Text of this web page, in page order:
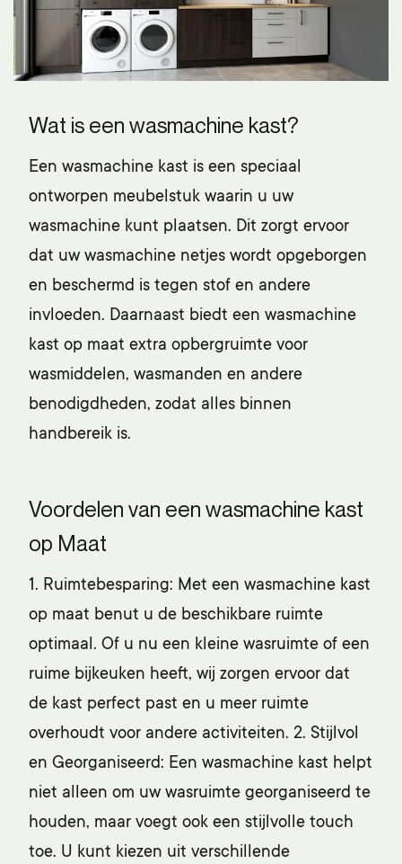
Wat is een wasmachine kast?
Eenwasmachine kast is een speciaal
ontworpen meubelstuk waarin u uw
wasmachine kunt plaatsen. Dit zorgt ervoor
dat uw wasmachine netjes wordt opgeborgen
en beschermd is tegen stof en andere
invloeden. Daarnaast biedt eenwasmachine
kast op maat extra opbergruimte voor
wasmiddelen, wasmanden en andere
benodigdheden, zodat alles binnen
handbereik is.
Voordelen van een wasmachine kast
op Maat
1. Ruimtebesparing: Met eenwasmachine kast
op maat benut u de beschikbare ruimte
optimaal. Of u nu een kleine wasruimte of een
ruime bijkeuken heeft, wij zorgen ervoor dat
de kast perfect past en u meer ruimte
overhoudt voor andere activiteiten. 2. Stijlvol
en Georganiseerd: Eenwasmachine kast helpt
niet alleen om uw wasruimte georganiseerd te
houden, maar voegt ook een stijlvolle touch
toe. U kunt kiezen uit verschillende